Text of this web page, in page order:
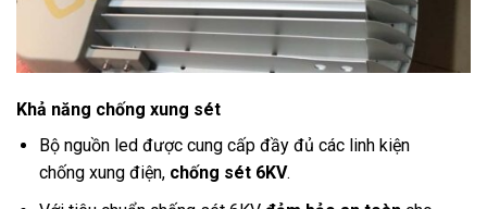
Khả năng chống xung sét
Bộ nguồn led được cung cấp đầy đủ các linh kiện
chống xung điện, chống sét 6KV.